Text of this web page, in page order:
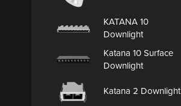
KATANA 10
Downlight
Katana 10 Surface
Downlight
Katana 2 Downlight